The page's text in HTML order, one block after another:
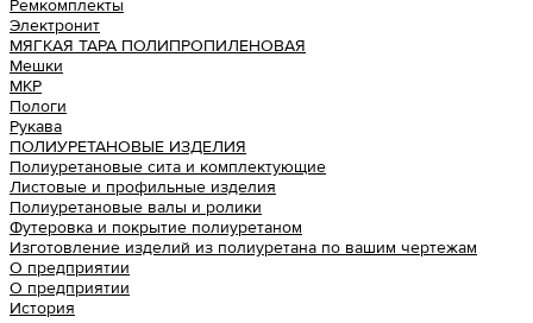
Ремкомплекты
Электронит
МЯГКАЯ ТАРА ПОЛИПРОПИЛЕНОВАЯ
Мешки
МКР
Пологи
Рукава
ПОЛИУРЕТАНОВЫЕ ИЗДЕЛИЯ
Полиуретановые сита и комплектующие
Листовые и профильные изделия
Полиуретановые валы и ролики
Футеровка и покрытие полиуретаном
Изготовление изделий из полиуретана по вашим чертежам
О предприятии
О предприятии
История